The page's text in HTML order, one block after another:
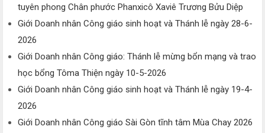
tuyên phong Chân phước Phanxicô Xaviê Trương Bửu Diệp
Giới Doanh nhân Công giáo sinh hoạt và Thánh lễ ngày 28-6-
2026
Giới Doanh nhân Công giáo: Thánh lễ mừng bổn mạng và trao
học bổng Tôma Thiện ngày 10-5-2026
Giới Doanh nhân Công giáo sinh hoạt và Thánh lễ ngày 19-4-
2026
Giới Doanh nhân Công giáo Sài Gòn tĩnh tâm Mùa Chay 2026